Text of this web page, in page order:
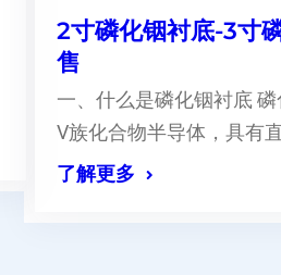
2寸磷化铟衬底-3寸
售
一、什么是磷化铟衬底
V族化合物半导体，具有
了解更多